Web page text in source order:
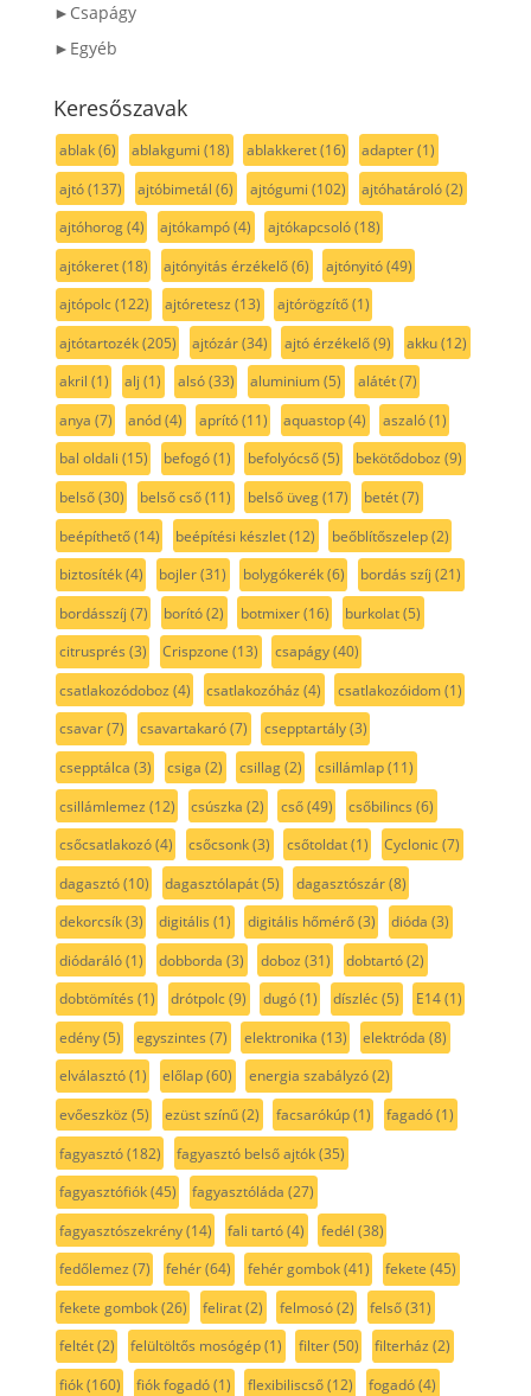
►Csapágy
►Egyéb
Keresőszavak
ablak(6) ablakgumi (18) ablakkeret(16) adapter(1)
ajtó(137) ajtóbimetál (6) ajtógumi (102) ajtóhatároló(2)
ajtóhorog(4) ajtókampó(4) ajtókapcsoló(18)
ajtókeret(18) ajtónyitás érzékelő(6) ajtónyitó(49)
ajtópolc(122) ajtóretesz (13) ajtórögzítő(1)
ajtótartozék(205) ajtózár(34) ajtó érzékelő(9) akku(12)
akril (1) alj (1) alsó(33) aluminium(5) alátét(7)
anya (7) anód(4) aprító(11) aquastop(4) aszaló(1)
bal oldali (15) befogó(1) befolyócső(5) bekötődoboz (9)
belső(30) belső cső(11) belső üveg(17) betét(7)
beépíthető(14) beépítési készlet(12) beőblítőszelep(2)
biztosíték(4) bojler(31) bolygókerék(6) bordás szíj (21)
bordásszíj (7) borító(2) botmixer(16) burkolat(5)
citrusprés (3) Crispzone (13) csapágy(40)
csatlakozódoboz (4) csatlakozóház (4) csatlakozóidom(1)
csavar(7) csavartakaró(7) csepptartály(3)
csepptálca (3) csiga (2) csillag(2) csillámlap(11)
csillámlemez (12) csúszka (2) cső(49) csőbilincs (6)
csőcsatlakozó(4) csőcsonk(3) csőtoldat(1) Cyclonic(7)
dagasztó(10) dagasztólapát(5) dagasztószár(8)
dekorcsík(3) digitális (1) digitális hőmérő(3) dióda (3)
diódaráló(1) dobborda (3) doboz (31) dobtartó(2)
dobtömítés (1) drótpolc(9) dugó(1) díszléc(5) E14(1)
edény(5) egyszintes (7) elektronika (13) elektróda (8)
elválasztó(1) előlap(60) energia szabályzó(2)
evőeszköz (5) ezüst színű(2) facsarókúp(1) fagadó(1)
fagyasztó(182) fagyasztó belső ajtók(35)
fagyasztófiók(45) fagyasztóláda (27)
fagyasztószekrény(14) fali tartó(4) fedél (38)
fedőlemez (7) fehér(64) fehér gombok(41) fekete (45)
fekete gombok(26) felirat(2) felmosó(2) felső(31)
feltét(2) felültöltős mosógép(1) filter(50) filterház (2)
fiók(160) fiók fogadó(1) flexibiliscső(12) fogadó(4)